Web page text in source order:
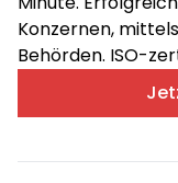
Konzernen,
Behörden. ISO-